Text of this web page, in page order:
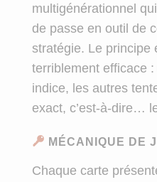
multigénérationnel
de passe en outil de
stratégie. Le principe
terriblement efficace
indice, les autres
exact, c’est-à-dire…
MÉCANIQUE DE
Chaque carte